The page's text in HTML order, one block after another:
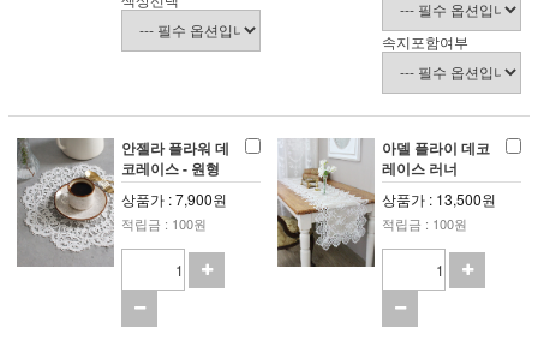
속지포함여부
안젤라 플라워 데
코레이스 - 원형
상품가 : 7,900원
적립금 : 100원
아델 플라이 데코
레이스 러너
상품가 : 13,500원
적립금 : 100원